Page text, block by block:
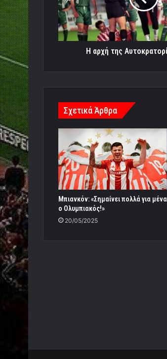
Η αρχή της
Σχετικά Άρθρα
Μπιανκόν: «Σημαίνει πολλά για μένα
ο Ολυμπιακός!»
20/05/2025